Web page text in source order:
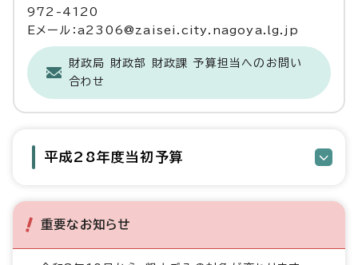
972-4120
Eメール：a2306@zaisei.city.nagoya.lg.jp
財政局 財政部 財政課 予算担当へのお問い
合わせ
平成28年度当初予算
重要なお知らせ